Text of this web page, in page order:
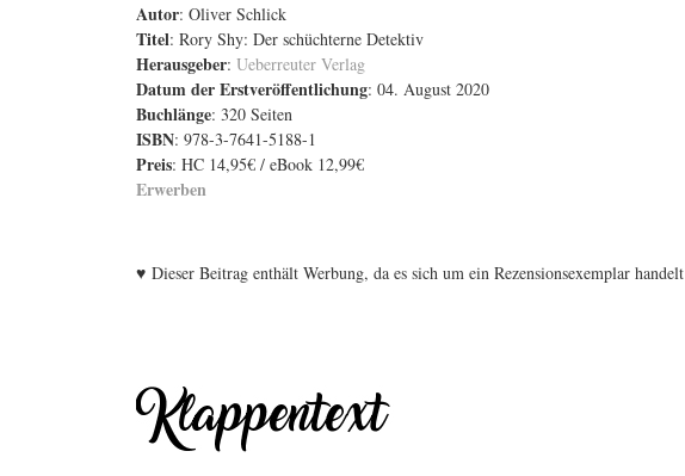
Autor: Oliver Schlick
Titel: Rory Shy: Der schüchterne Detektiv
Herausgeber: Ueberreuter Verlag
Datum der Erstveröffentlichung: 04. August 2020
Buchlänge: 320 Seiten
ISBN: 978-3-7641-5188-1
Preis: HC 14,95€ / eBook 12,99€
Erwerben
♥ Dieser Beitrag enthält Werbung, da es sich um ein Rezensionsexemplar handelt